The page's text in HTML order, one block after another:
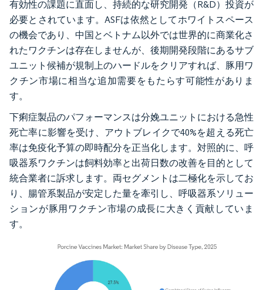
有効性の課題に直面し、持続的な研究開発（R&D）投資が
必要とされています。ASFは依然としてホワイトスペース
の機会であり、中国とベトナム以外では世界的に商業化さ
れたワクチンは存在しませんが、後期開発段階にあるサブ
ユニット候補が規制上のハードルをクリアすれば、豚用ワ
クチン市場に相当な追加需要をもたらす可能性がありま
す。
下痢症製品のパフォーマンスは分娩ユニットにおける急性
死亡率に影響を受け、アウトブレイクで40%を超える死亡
率は免疫化予算の即時配分を正当化します。対照的に、呼
吸器系ワクチンは飼料効率と出荷日数の改善を目的として
統合業者に訴求します。両セグメントは二極化を示してお
り、腸管系製品が安定した量を牽引し、呼吸器系ソリュー
ションが豚用ワクチン市場の成長に大きく貢献していま
す。